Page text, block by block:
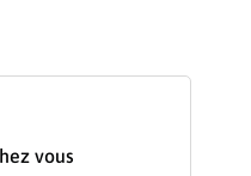
vous